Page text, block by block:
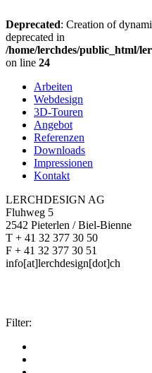
Deprecated: Creation of
deprecated in
/home/lerchdes/public_html/
on line 24
Arbeiten
Webdesign
3D-Touren
Angebot
Referenzen
Downloads
Impressionen
Kontakt
LERCHDESIGN AG
Fluhweg 5
2542 Pieterlen / Biel-Bienne
T + 41 32 377 30 50
F + 41 32 377 30 51
info[at]lerchdesign[dot]ch
Filter: